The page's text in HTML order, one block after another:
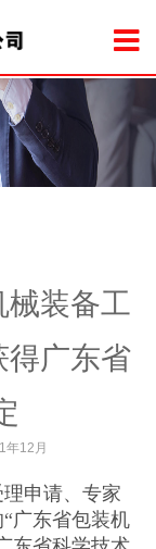
械装备工
得广东省
年12月
申请、专家
广东省包装机